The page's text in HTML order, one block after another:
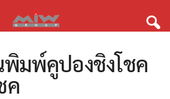
พิมพ์คูปองชิงโชค
ค